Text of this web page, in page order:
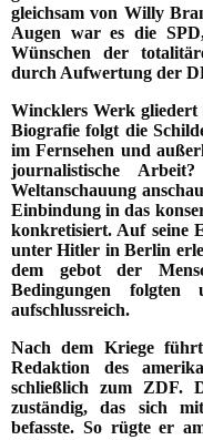
gleichsam von Willy
Augen war es die
Wünschen der
durch Aufwertung der
Wincklers Werk
Biografie folgt die
im Fernsehen und
journalistische
Weltanschauung
Einbindung in das
konkretisiert. Auf seine
unter Hitler in Berlin
dem gebot der
Bedingungen
aufschlussreich.
Nach dem Kriege
Redaktion des
schließlich zum ZDF.
zuständig, das sich
befasste. So rügte er